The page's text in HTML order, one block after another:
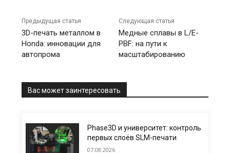
Предыдущая статья
3D-печать металлом в
Honda: инновации для
автопрома
Следующая статья
Медные сплавы в L/E-
PBF: на пути к
масштабированию
Вас может заинтересовать
Phase3D и университет: контроль
первых слоёв SLM-печати
07.08.2026